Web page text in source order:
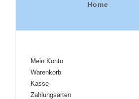
Home
Mein Konto
Warenkorb
Kasse
Zahlungsarten